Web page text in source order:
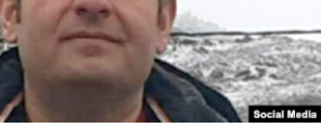
فرهنگ و زندگی
حقوق شهروندی
اقتصادی
انتخابات ریاست جمهوری آمریکا ۲۰۲۴
حمله جمهوری اسلامی به اسرائیل